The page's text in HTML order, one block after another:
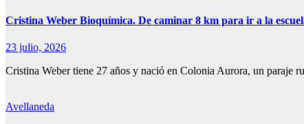
Cristina Weber Bioquímica. De caminar 8 km para ir a la
23 julio, 2026
Cristina Weber tiene 27 años y nació en Colonia Aurora, un
Avellaneda